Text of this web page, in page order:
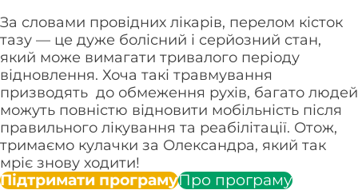
За словами провідних лікарів, перелом кісток
тазу — це дуже болісний і серйозний стан,
який може вимагати тривалого періоду
відновлення. Хоча такі травмування
призводять до обмеження рухів, багато людей
можуть повністю відновити мобільність після
правильного лікування та реабілітації. Отож,
тримаємо кулачки за Олександра, який так
мріє знову ходити!
Підтримати програмуПро програму